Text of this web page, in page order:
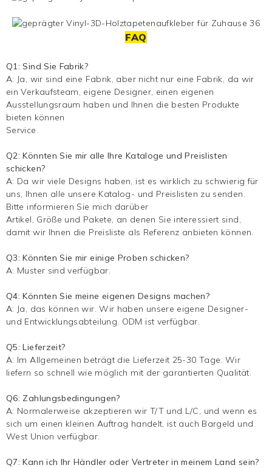
FAQ
Q1: Sind Sie Fabrik?
A: Ja, wir sind eine Fabrik, aber nicht nur eine Fabrik, da wir
ein Verkaufsteam, eigene Designer, einen eigenen
Ausstellungsraum haben und Ihnen die besten Produkte
bieten können
Service.
Q2: Könnten Sie mir alle Ihre Kataloge und Preislisten
schicken?
A: Da wir viele Designs haben, ist es wirklich zu schwierig für
uns, Ihnen alle unsere Katalog- und Preislisten zu senden.
Bitte informieren Sie mich darüber
Artikel, Größe und Pakete, an denen Sie interessiert sind,
damit wir Ihnen die Preisliste als Referenz anbieten können.
Q3: Könnten Sie mir einige Proben schicken?
A: Muster sind verfügbar.
Q4: Könnten Sie meine eigenen Designs machen?
A: Ja, das können wir. Wir haben unsere eigene Designer-
und Entwicklungsabteilung. ODM ist verfügbar.
Q5: Lieferzeit?
A: Im Allgemeinen beträgt die Lieferzeit 25-30 Tage. Wir
liefern so schnell wie möglich mit der garantierten Qualität.
Q6: Zahlungsbedingungen?
A: Normalerweise akzeptieren wir T/T und L/C, und wenn es
sich um einen kleinen Auftrag handelt, ist auch Bargeld und
West Union verfügbar.
Q7: Kann ich Ihr Händler oder Vertreter in meinem Land sein?